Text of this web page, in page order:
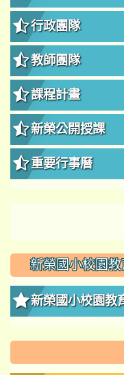
行政團隊
教師團隊
課程計畫
新榮公開授課
重要行事曆
新榮國小校園
新榮國小校園教